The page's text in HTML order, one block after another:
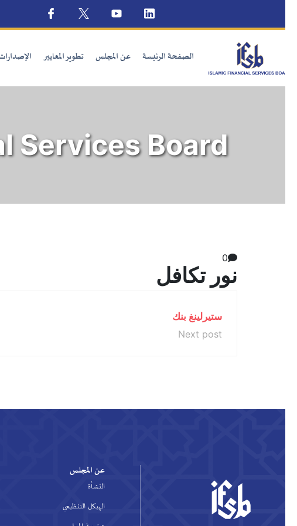
الصفحة الرئيسة عن المجلس تطوير المعايير الإصدارات
Services Board
0
نور تكافل
ستيرلينغ بنك
Next post
عن المجلس
النشأة
الهيكل التنظيمي